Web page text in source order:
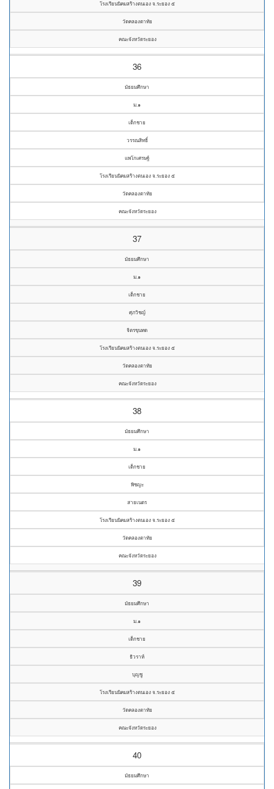
โรงเรียนนิคมสร้างตนเอง จ.ระยอง ๕
วัดคลองตาทัย
คณะจังหวัดระยอง
36
มัธยมศึกษา
ม.๑
เด็กชาย
วรรณสิทธิ์
แพโกเศรษฐ์
โรงเรียนนิคมสร้างตนเอง จ.ระยอง ๕
วัดคลองตาทัย
คณะจังหวัดระยอง
37
มัธยมศึกษา
ม.๑
เด็กชาย
ศุภวิชญ์
จิตรขุนทด
โรงเรียนนิคมสร้างตนเอง จ.ระยอง ๕
วัดคลองตาทัย
คณะจังหวัดระยอง
38
มัธยมศึกษา
ม.๑
เด็กชาย
พิชญะ
สายเนตร
โรงเรียนนิคมสร้างตนเอง จ.ระยอง ๕
วัดคลองตาทัย
คณะจังหวัดระยอง
39
มัธยมศึกษา
ม.๑
เด็กชาย
ธิวราห์
บุญชู
โรงเรียนนิคมสร้างตนเอง จ.ระยอง ๕
วัดคลองตาทัย
คณะจังหวัดระยอง
40
มัธยมศึกษา